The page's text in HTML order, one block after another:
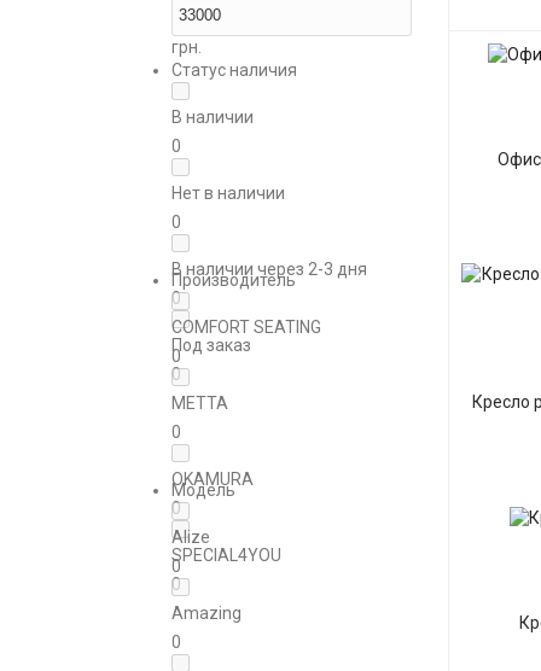
грн.
Статус наличия
В наличии
0
Нет в наличии
0
В наличии через 2-3 дня
0
Под заказ
0
Производитель
COMFORT SEATING
0
METTA
0
OKAMURA
0
SPECIAL4YOU
0
Модель
Alizе
0
Amazing
0
Кресло